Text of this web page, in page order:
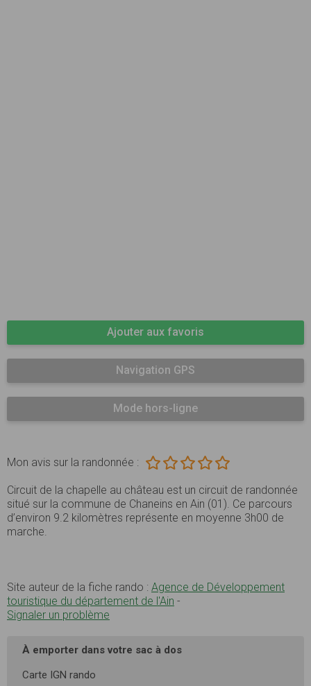
Ajouter aux favoris
Navigation GPS
Mode hors-ligne
Mon avis sur la randonnée :
Circuit de la chapelle au château est un circuit de randonnée
situé sur la commune de Chaneins en Ain (01). Ce parcours
d’environ 9.2 kilomètres représente en moyenne 3h00 de
marche.
Site auteur de la fiche rando : Agence de Développement
touristique du département de l'Ain -
Signaler un problème
À emporter dans votre sac à dos
Carte IGN rando